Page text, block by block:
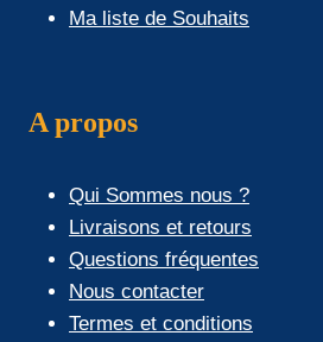
Ma liste de Souhaits
A propos
Qui Sommes nous ?
Livraisons et retours
Questions fréquentes
Nous contacter
Termes et conditions